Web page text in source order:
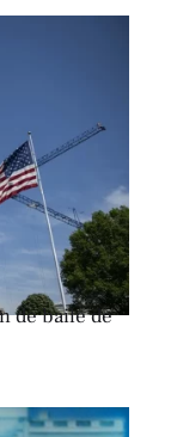
de baile de